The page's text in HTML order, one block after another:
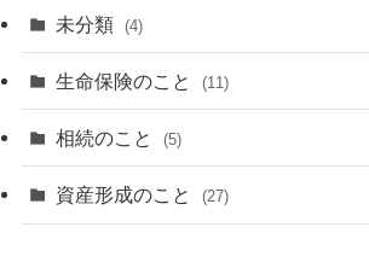
未分類 (4)
生命保険のこと (11)
相続のこと (5)
資産形成のこと (27)